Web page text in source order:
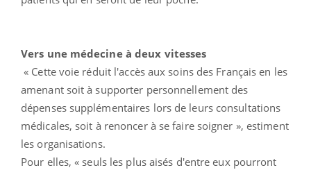
Vers une médecine à deux vitesses
« Cette voie réduit l'accès aux soins des Français en les
amenant soit à supporter personnellement des
dépenses supplémentaires lors de leurs consultations
médicales, soit à renoncer à se faire soigner », estiment
les organisations.
Pour elles, « seuls les plus aisés d'entre eux pourront